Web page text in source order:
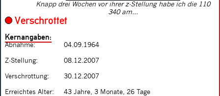
Knapp drei Wochen vor ihrer z-Stellung habe ich die 110
340 am...
Verschrottet
Kernangaben:
Abnahme: 04.09.1964
Z-Stellung: 08.12.2007
Verschrottung: 30.12.2007
Erreichtes Alter: 43 Jahre, 3 Monate, 26 Tage